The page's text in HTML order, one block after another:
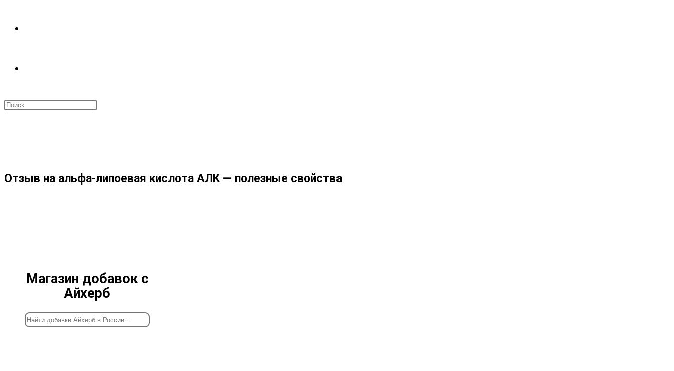
ПОИСК
Отзыв на альфа-липоевая кислота АЛК — полезные свойства
Магазин добавок с
Айхерб